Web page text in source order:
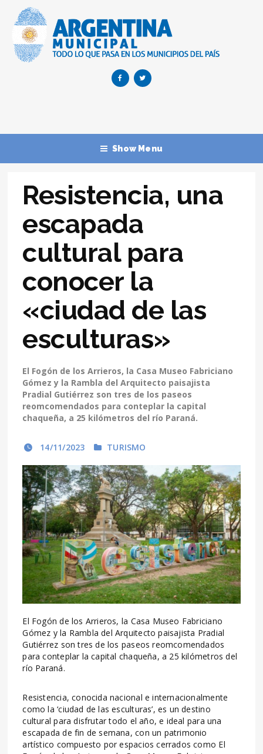
Show Menu
Resistencia, una
escapada
cultural para
conocer la
«ciudad de las
esculturas»
El Fogón de los Arrieros, la Casa Museo Fabriciano
Gómez y la Rambla del Arquitecto paisajista
Pradial Gutiérrez son tres de los paseos
reomcomendados para conteplar la capital
chaqueña, a 25 kilómetros del río Paraná.
14/11/2023 TURISMO
El Fogón de los Arrieros, la Casa Museo Fabriciano
Gómez y la Rambla del Arquitecto paisajista Pradial
Gutiérrez son tres de los paseos reomcomendados
para conteplar la capital chaqueña, a 25 kilómetros del
río Paraná.
Resistencia, conocida nacional e internacionalmente
como la ‘ciudad de las esculturas’, es un destino
cultural para disfrutar todo el año, e ideal para una
escapada de fin de semana, con un patrimonio
artístico compuesto por espacios cerrados como El